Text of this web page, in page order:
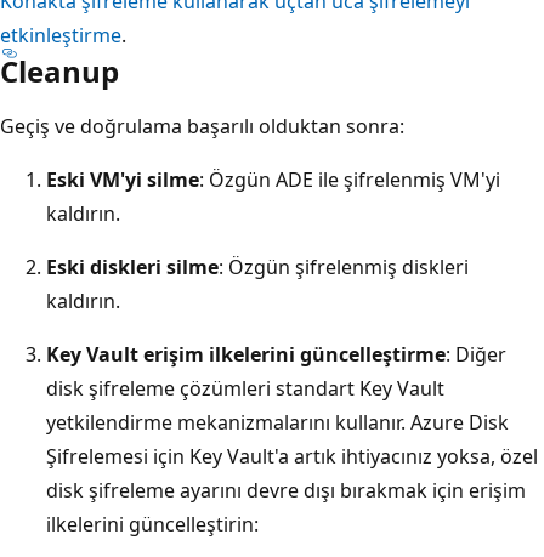
etkinleştirme.
Cleanup
Geçiş ve doğrulama başarılı olduktan sonra:
Eski VM'yi silme: Özgün ADE ile şifrelenmiş VM'yi
kaldırın.
Eski diskleri silme: Özgün şifrelenmiş diskleri
kaldırın.
Key Vault erişim ilkelerini güncelleştirme: Diğer
disk şifreleme çözümleri standart Key Vault
yetkilendirme mekanizmalarını kullanır. Azure Disk
Şifrelemesi için Key Vault'a artık ihtiyacınız yoksa, özel
disk şifreleme ayarını devre dışı bırakmak için erişim
ilkelerini güncelleştirin: